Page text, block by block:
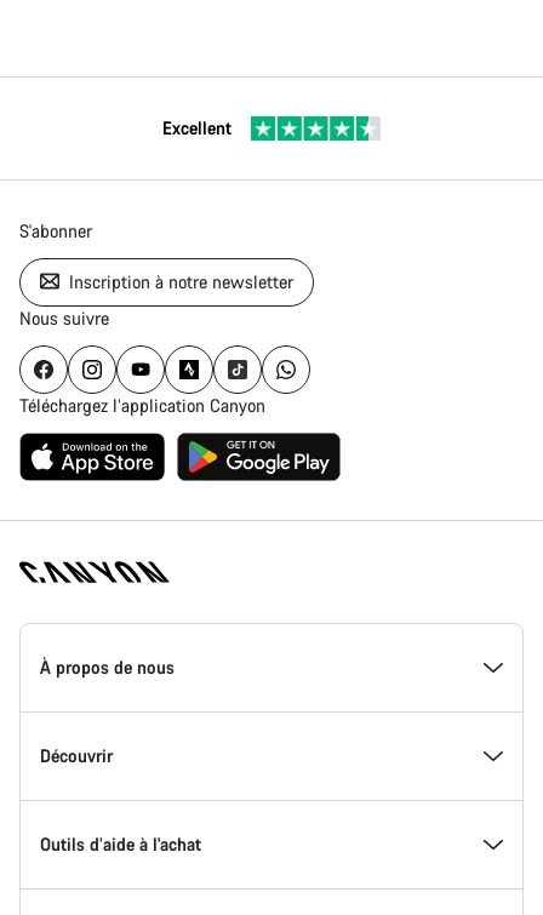
Excellent
S'abonner
Inscription à notre newsletter
Nous suivre
Téléchargez l’application Canyon
Page
d'accueil
Canyon
-
Canyon
À propos de nous
Inside Canyon
L'innovation chez Canyon
Découvrir
Evénements
Outils d’aide à l'achat